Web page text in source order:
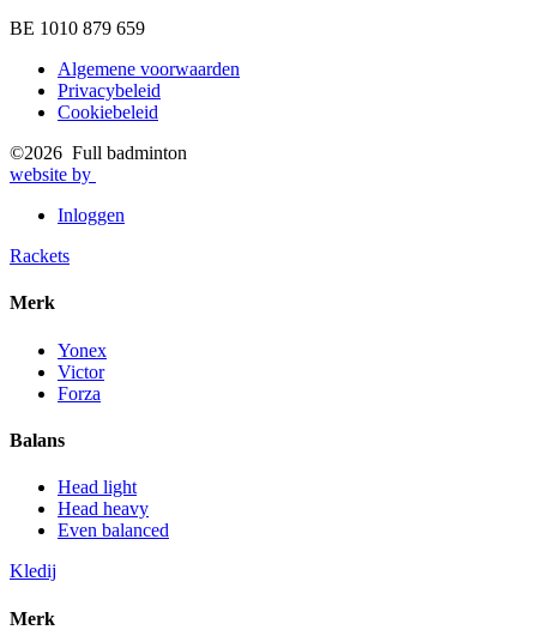
BE 1010 879 659
Footer
Algemene voorwaarden
Privacybeleid
Cookiebeleid
©2026 Full badminton
website by
User
menu
Inloggen
Rackets
Merk
Yonex
Victor
Forza
Balans
Head light
Head heavy
Even balanced
Kledij
Merk